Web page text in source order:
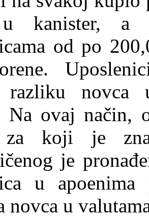
kanister, a
od po
razliku novca
Na ovaj način,
za koji je
je
u
novca u